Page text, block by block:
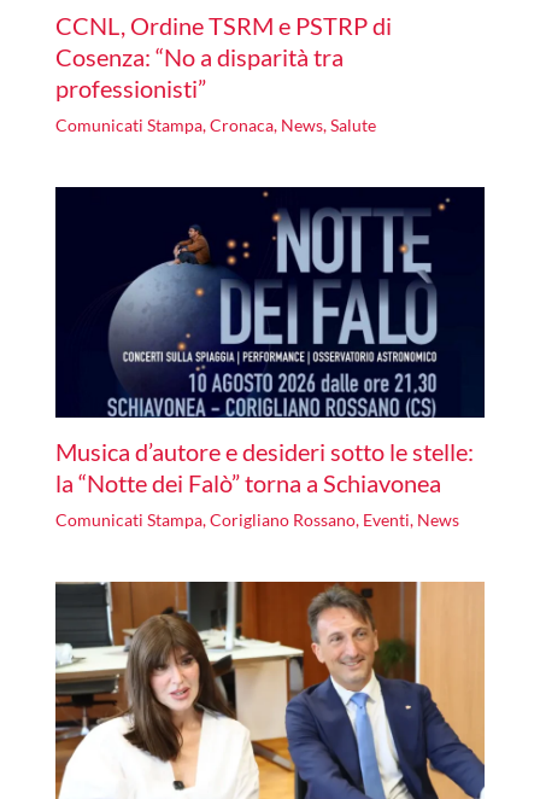
CCNL, Ordine TSRM e PSTRP di
Cosenza: “No a disparità tra
professionisti”
Comunicati Stampa,Cronaca, News,Salute
Musica d’autore e desideri sotto le stelle:
la “Notte dei Falò” torna a Schiavonea
Comunicati Stampa,Corigliano Rossano, Eventi, News